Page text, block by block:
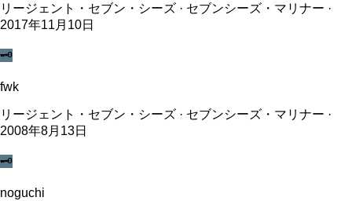
リージェント・セブン・シーズ · セブンシーズ・マリナー ·
2017年11月10日
🗝️
fwk
リージェント・セブン・シーズ · セブンシーズ・マリナー ·
2008年8月13日
🗝️
noguchi